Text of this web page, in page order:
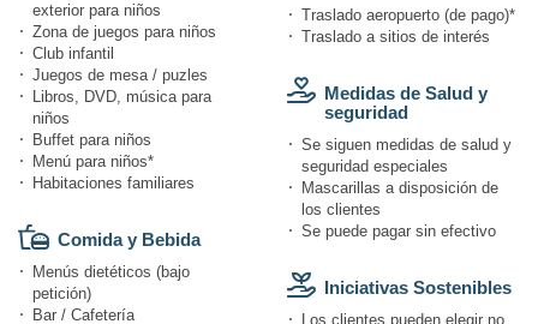
exterior para niños
Zona de juegos para niños
Club infantil
Juegos de mesa / puzles
Libros, DVD, música para
niños
Buffet para niños
Menú para niños*
Habitaciones familiares
Comida y Bebida
Menús dietéticos (bajo
petición)
Bar / Cafetería
Traslado aeropuerto (de pago)*
Traslado a sitios de interés
Medidas de Salud y
seguridad
Se siguen medidas de salud y
seguridad especiales
Mascarillas a disposición de
los clientes
Se puede pagar sin efectivo
Iniciativas Sostenibles
Los clientes pueden elegir no